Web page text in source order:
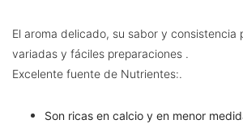
El aroma delicado, su sabor y consistencia
variadas y fáciles preparaciones .
Excelente fuente de Nutrientes:.
Son ricas en calcio y en menor